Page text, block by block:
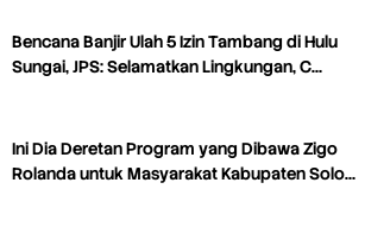
Bencana Banjir Ulah 5 Izin Tambang di Hulu
Sungai, JPS: Selamatkan Lingkungan, C…
Ini Dia Deretan Program yang Dibawa Zigo
Rolanda untuk Masyarakat Kabupaten Solo…